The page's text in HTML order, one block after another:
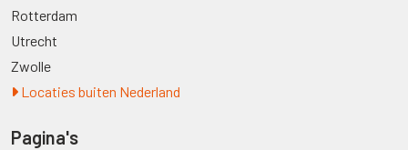
Rotterdam
Utrecht
Zwolle
Locaties buiten Nederland
Pagina's